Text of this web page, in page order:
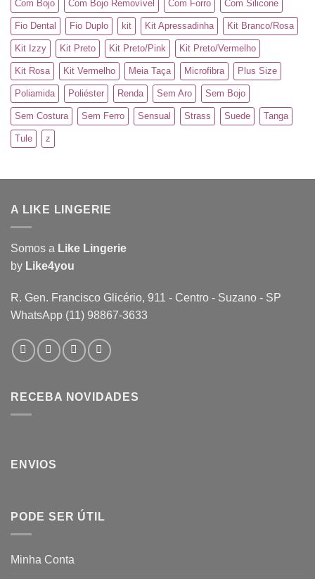
Com Bojo Com Bojo Removível Com Forro Com Silicone
Fio Dental Fio Duplo kit Kit Apressadinha Kit Branco/Rosa
Kit Izzy Kit Preto Kit Preto/Pink Kit Preto/Vermelho
Kit Rosa Kit Vermelho Meia Taça Microfibra Plus Size
Poliamida Poliéster Renda Sem Aro Sem Bojo
Sem Costura Sem Ferro Sensual Strass Suede Tanga
Tule z
A LIKE LINGERIE
Somos a Like Lingerie
by Like4you
R. Gen. Francisco Glicério, 911 - Centro - Suzano - SP
WhatsApp (11) 98867-3633
RECEBA NOVIDADES
ENVIOS
PODE SER ÚTIL
Minha Conta